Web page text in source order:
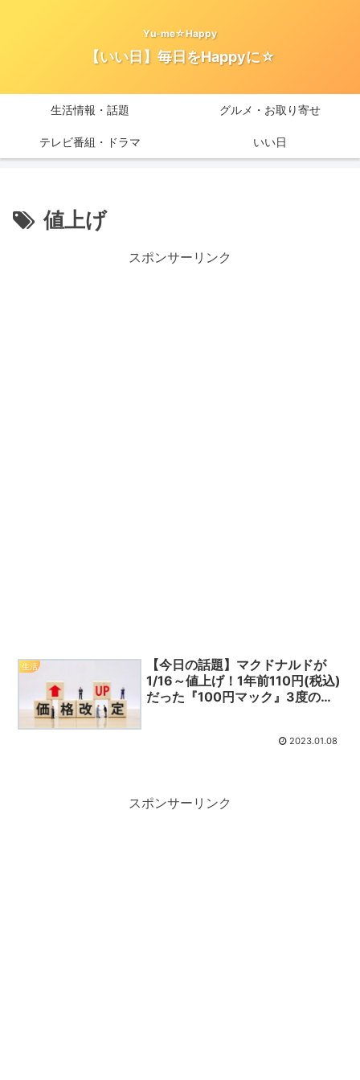
Yu-me☆Happy
【いい日】毎日をHappyに☆
生活情報・話題 グルメ・お取り寄せ
テレビ番組・ドラマ いい日
値上げ
スポンサーリンク
生活
【今日の話題】マクドナルドが
1/16～値上げ！1年前110円(税込)
だった『100円マック』3度の値
2023.01.08
スポンサーリンク